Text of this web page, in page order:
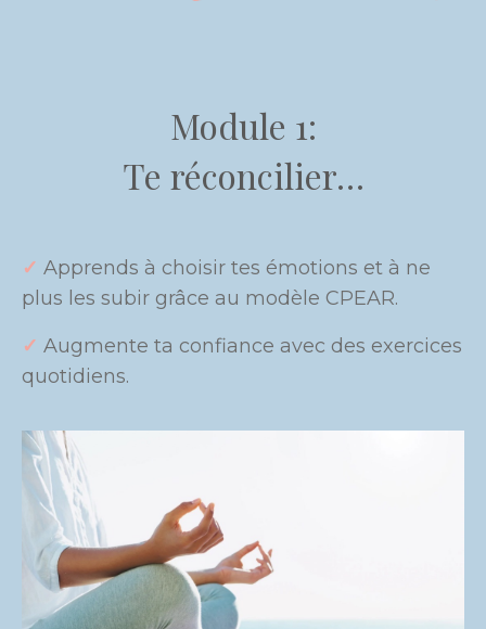
Module 1:
Te réconcilier…
✓ Apprends à choisir tes émotions et à ne
plus les subir grâce au modèle CPEAR.
✓ Augmente ta confiance avec des exercices
quotidiens.